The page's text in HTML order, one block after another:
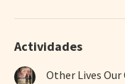
Actividades
Other Lives Our